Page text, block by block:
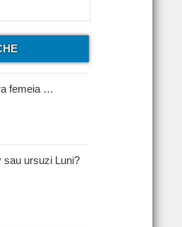
femeia …
sau ursuzi Luni?